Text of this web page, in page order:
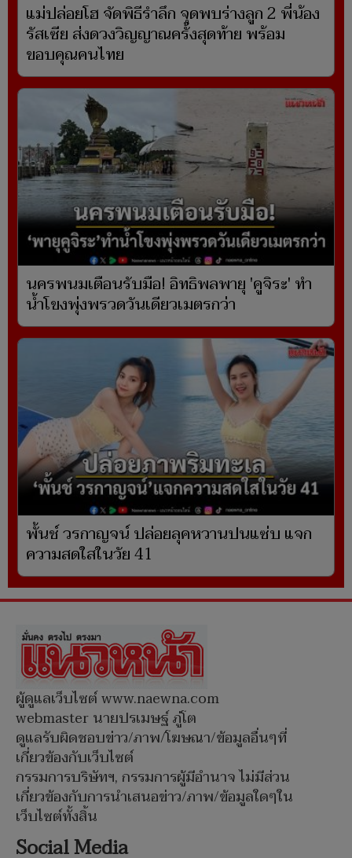
แม่ปล่อยโฮ จัดพิธีรำลึก จุดพบร่างลูก 2 พี่น้อง
รัสเซีย ส่งดวงวิญญาณครั้งสุดท้าย พร้อม
ขอบคุณคนไทย
นครพนมเตือนรับมือ! อิทธิพลพายุ 'คูจิระ' ทำ
น้ำโขงพุ่งพรวดวันเดียวเมตรกว่า
พั้นช์ วรกาญจน์ ปล่อยลุคหวานปนแซ่บ แจก
ความสดใสในวัย 41
ผู้ดูแลเว็บไซต์ www.naewna.com
webmaster นายปรเมษฐ์ ภู่โต
ดูแลรับผิดชอบข่าว/ภาพ/โฆษณา/ข้อมูลอื่นๆที่
เกี่ยวข้องกับเว็บไซต์
กรรมการบริษัทฯ, กรรมการผู้มีอำนาจ ไม่มีส่วน
เกี่ยวข้องกับการนำเสนอข่าว/ภาพ/ข้อมูลใดๆใน
เว็บไซต์ทั้งสิ้น
Social Media